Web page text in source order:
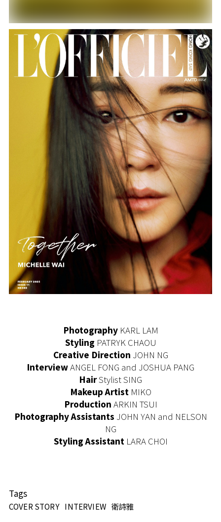
PhotographyKARL LAM
Styling PATRYK CHAOU
Creative Direction JOHN NG
InterviewANGEL FONG and JOSHUA PANG
HairStylist SING
Makeup Artist MIKO
Production ARKIN TSUI
Photography Assistants JOHN YAN and NELSON
NG
Styling Assistant LARA CHOI
Tags
COVER STORY INTERVIEW 衛詩雅